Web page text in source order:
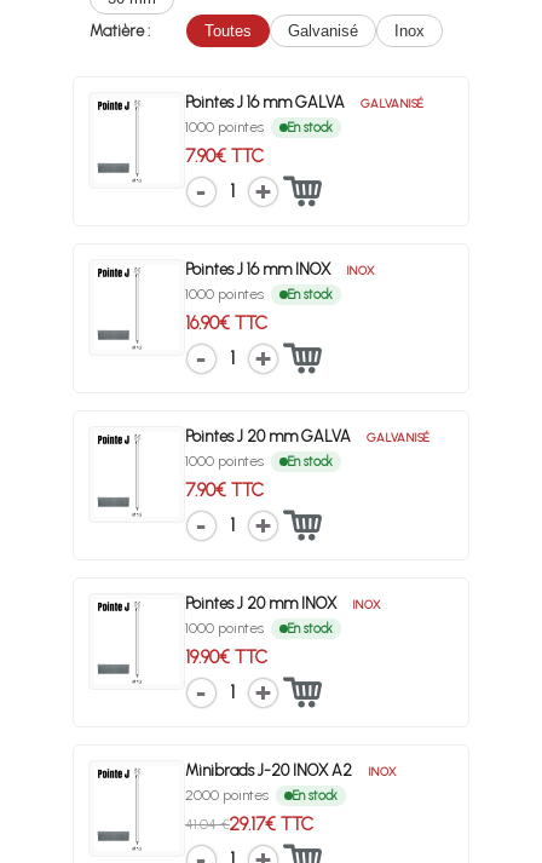
Matière :
Toutes Galvanisé Inox
Pointes J 16 mm GALVA GALVANISÉ
1000 pointes En stock
7.90€ TTC
1
Pointes J 16 mm INOX INOX
1000 pointes En stock
16.90€ TTC
1
Pointes J 20 mm GALVA GALVANISÉ
1000 pointes En stock
7.90€ TTC
1
Pointes J 20 mm INOX INOX
1000 pointes En stock
19.90€ TTC
1
Minibrads J-20 INOX A2 INOX
2000 pointes En stock
41.04 €29.17€ TTC